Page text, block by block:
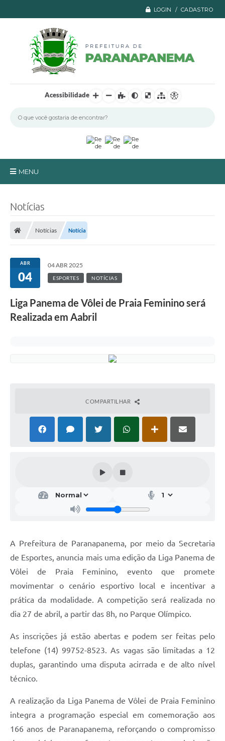
LOGIN / CADASTRO
Acessibilidade
MENU
Transparência
Ouvidoria / SIC
Fale Conosco
Leis Municipais
Transparência
Diário Oficial
Notícias
Notícias Notícia
ABR
04
04 ABR 2025
ESPORTES NOTÍCIAS
Liga Panema de Vôlei de Praia Feminino será
Realizada em Aabril
COMPARTILHAR
A Prefeitura de Paranapanema, por meio da Secretaria
de Esportes, anuncia mais uma edição da Liga Panema de
Vôlei de Praia Feminino, evento que promete
movimentar o cenário esportivo local e incentivar a
prática da modalidade. A competição será realizada no
dia 27 de abril, a partir das 8h, no Parque Olímpico.
As inscrições já estão abertas e podem ser feitas pelo
telefone (14) 99752-8523. As vagas são limitadas a 12
duplas, garantindo uma disputa acirrada e de alto nível
técnico.
A realização da Liga Panema de Vôlei de Praia Feminino
integra a programação especial em comemoração aos
166 anos de Paranapanema, reforçando o compromisso